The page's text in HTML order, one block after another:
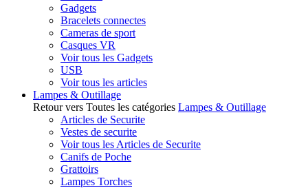
Gadgets
Bracelets connectes
Cameras de sport
Casques VR
Voir tous les Gadgets
USB
Voir tous les articles
Lampes & Outillage
Retour vers Toutes les catégories Lampes & Outillage
Articles de Securite
Vestes de securite
Voir tous les Articles de Securite
Canifs de Poche
Grattoirs
Lampes Torches